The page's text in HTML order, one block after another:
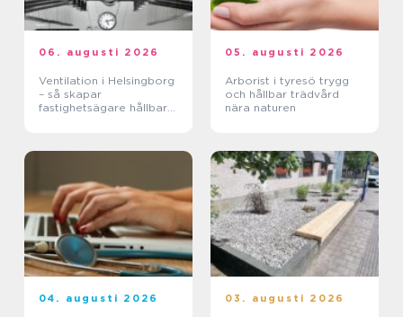
06. augusti 2026
Ventilation i Helsingborg
– så skapar
fastighetsägare hållbara
05. augusti 2026
Arborist i tyresö trygg
och hållbar trädvård
nära naturen
04. augusti 2026 03. augusti 2026